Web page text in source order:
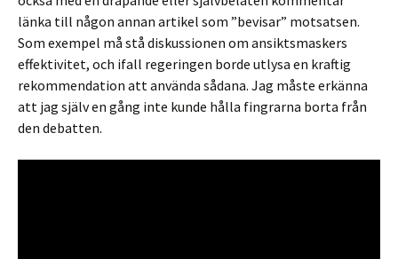
länka till någon annan artikel som ”bevisar” motsatsen.
Som exempel må stå diskussionen om ansiktsmaskers
effektivitet, och ifall regeringen borde utlysa en kraftig
rekommendation att använda sådana. Jag måste erkänna
att jag själv en gång inte kunde hålla fingrarna borta från
den debatten.